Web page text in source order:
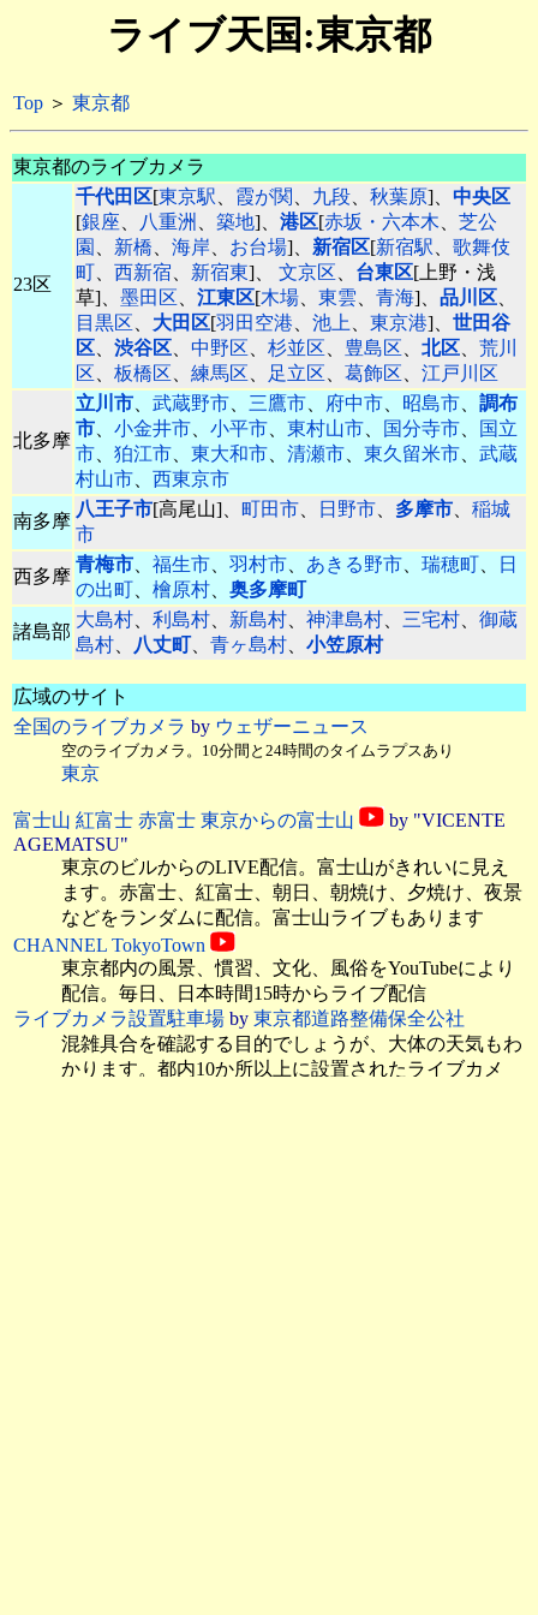
ライブ天国:東京都
Top ＞ 東京都
東京都のライブカメラ
23区
千代田区[東京駅、 霞が関 、 九段、 秋葉原]、 中央区
[銀座、 八重洲 、 築地]、 港区[赤坂・六本木、 芝公
園 、 新橋、 海岸、 お台場]、 新宿区[新宿駅、 歌舞伎
町、 西新宿、 新宿東]、 文京区、 台東区[上野・浅
草]、 墨田区、 江東区[木場、 東雲、 青海]、 品川区、
目黒区、 大田区[羽田空港、 池上、 東京港]、 世田谷
区、 渋谷区、 中野区、 杉並区、 豊島区、 北区、 荒川
区、 板橋区、 練馬区、 足立区、 葛飾区、 江戸川区
北多摩
立川市、 武蔵野市、 三鷹市、 府中市、 昭島市、 調布
市、 小金井市、 小平市、 東村山市、 国分寺市、
国立
市、 狛江市、 東大和市、 清瀬市、 東久留米市、 武蔵
村山市、 西東京市
南多摩
八王子市[高尾山]、 町田市、 日野市、 多摩市、 稲城
市
西多摩
青梅市、 福生市、 羽村市、 あきる野市、 瑞穂町、
日
の出町、 檜原村、 奥多摩町
諸島部
大島村、 利島村、 新島村、 神津島村、 三宅村、 御蔵
島村、 八丈町、 青ヶ島村、 小笠原村
広域のサイト
全国のライブカメラ by ウェザーニュース
空のライブカメラ。10分間と24時間のタイムラプスあり
東京
富士山 紅富士 赤富士 東京からの富士山
by "VICENTE
AGEMATSU"
東京のビルからのLIVE配信。富士山がきれいに見え
ます。赤富士、紅富士、朝日、朝焼け、夕焼け、夜景
などをランダムに配信。富士山ライブもあります
CHANNEL TokyoTown
東京都内の風景、慣習、文化、風俗をYouTubeにより
配信。毎日、日本時間15時からライブ配信
ライブカメラ設置駐車場 by 東京都道路整備保全公社
混雑具合を確認する目的でしょうが、大体の天気もわ
かります。都内10か所以上に設置されたライブカメ